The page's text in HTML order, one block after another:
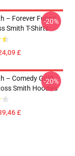
– Forever Funny
Smith T-Shirts
£
-20%
– Comedy Gold
Smith Hoodies
£
-20%